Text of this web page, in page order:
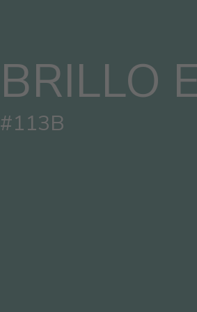
BRILLO
#113B